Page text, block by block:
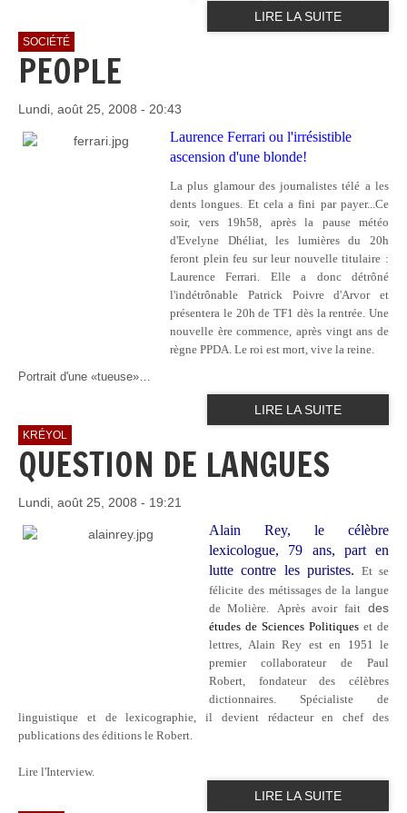
LIRE LA SUITE
SOCIÉTÉ
PEOPLE
Lundi, août 25, 2008 - 20:43
Laurence Ferrari ou l'irrésistible
ascension d'une blonde!
La plus glamour des journalistes télé a les
dents longues. Et cela a fini par payer...Ce
soir, vers 19h58, après la pause météo
d'Evelyne Dhéliat, les lumières du 20h
feront plein feu sur leur nouvelle titulaire :
Laurence Ferrari. Elle a donc détrôné
l'indétrônable Patrick Poivre d'Arvor et
présentera le 20h de TF1 dès la rentrée. Une
nouvelle ère commence, après vingt ans de
règne PPDA. Le roi est mort, vive la reine.
Portrait d'une «tueuse»…
LIRE LA SUITE
KRÉYOL
QUESTION DE LANGUES
Lundi, août 25, 2008 - 19:21
Alain Rey, le célèbre
lexicologue, 79 ans, part en
lutte contre les puristes. Et se
félicite des métissages de la langue
de Molière.
Après avoir faitdes
études de Sciences Politiques et de
lettres,
Alain Rey est en 1951 le
premier collaborateur de Paul
Robert, fondateur des célèbres
dictionnaires. Spécialiste de
linguistique et de lexicographie, il devient rédacteur en chef des
publications des éditions le Robert.
Lire l'Interview.
LIRE LA SUITE